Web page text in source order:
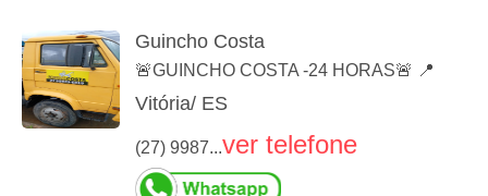
Guincho Costa
🚨GUINCHO COSTA -24 HORAS🚨 📍
Vitória/ ES
(27) 9987...ver telefone